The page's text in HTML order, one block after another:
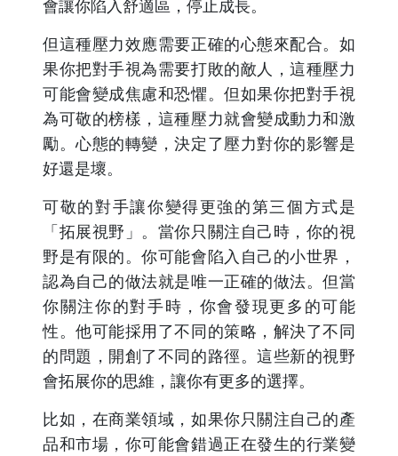
會讓你陷入舒適區，停止成長。
但這種壓力效應需要正確的心態來配合。如
果你把對手視為需要打敗的敵人，這種壓力
可能會變成焦慮和恐懼。但如果你把對手視
為可敬的榜樣，這種壓力就會變成動力和激
勵。心態的轉變，決定了壓力對你的影響是
好還是壞。
可敬的對手讓你變得更強的第三個方式是
「拓展視野」。當你只關注自己時，你的視
野是有限的。你可能會陷入自己的小世界，
認為自己的做法就是唯一正確的做法。但當
你關注你的對手時，你會發現更多的可能
性。他可能採用了不同的策略，解決了不同
的問題，開創了不同的路徑。這些新的視野
會拓展你的思維，讓你有更多的選擇。
比如，在商業領域，如果你只關注自己的產
品和市場，你可能會錯過正在發生的行業變